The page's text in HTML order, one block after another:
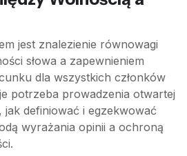
jest znalezienie równowagi
słowa a zapewnieniem
dla wszystkich członków
potrzeba prowadzenia otwartej
jak definiować i egzekwować
wyrażania opinii a ochroną